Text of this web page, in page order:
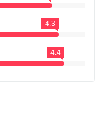
4.3
4.4